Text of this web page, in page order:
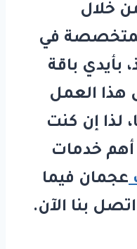
خلال
في
بأيدي باقة
هذا العمل
عن 20 عامًا، لذا إن كنت
أهم خدمات
عجمان فيما
بنا الآن.